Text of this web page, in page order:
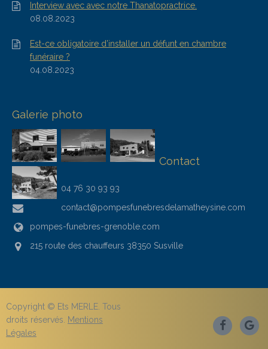
Interview avec avec notre Thanatopractrice.
08.08.2023
Est-ce obligatoire d’installer un défunt en chambre
funéraire ?
04.08.2023
Galerie photo
Contact
04 76 30 93 93
contact@pompesfunebresdelamatheysine.com
pompes-funebres-grenoble.com
215 route des chauffeurs 38350 Susville
Copyright © Ets MERLE. Tous
droits réservés.
Mentions
Légales